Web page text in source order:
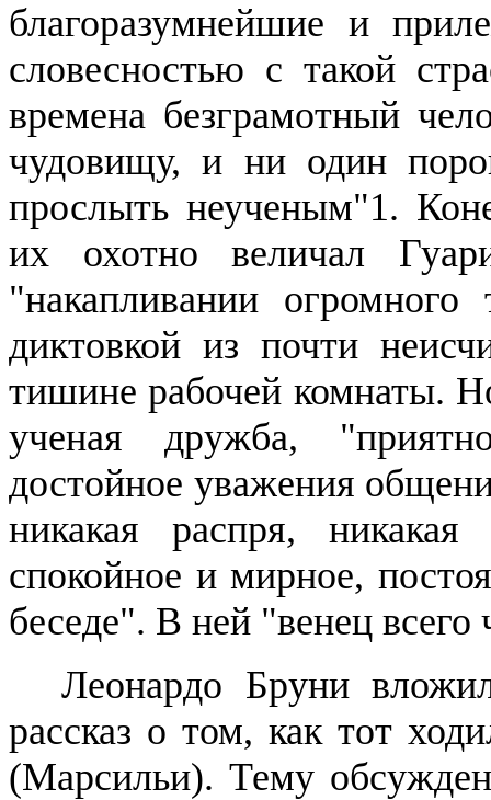
благоразумнейшие и
словесностью с такой
времена безграмотный
чудовищу, и ни один
прослыть неученым"1.
их охотно величал
"накапливании
диктовкой из почти
тишине рабочей комнаты.
ученая дружба,
достойное уважения
никакая распря,
спокойное и мирное,
беседе". В ней "венец всего
Леонардо Бруни
рассказ о том, как тот
(Марсильи). Тему